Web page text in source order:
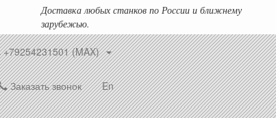
Доставка любых станков по России и ближнему
зарубежью.
+79254231501 (MAX)
Заказать звонок En